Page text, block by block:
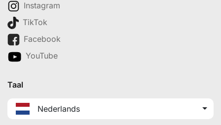
Instagram
TikTok
Facebook
YouTube
Taal
Nederlands